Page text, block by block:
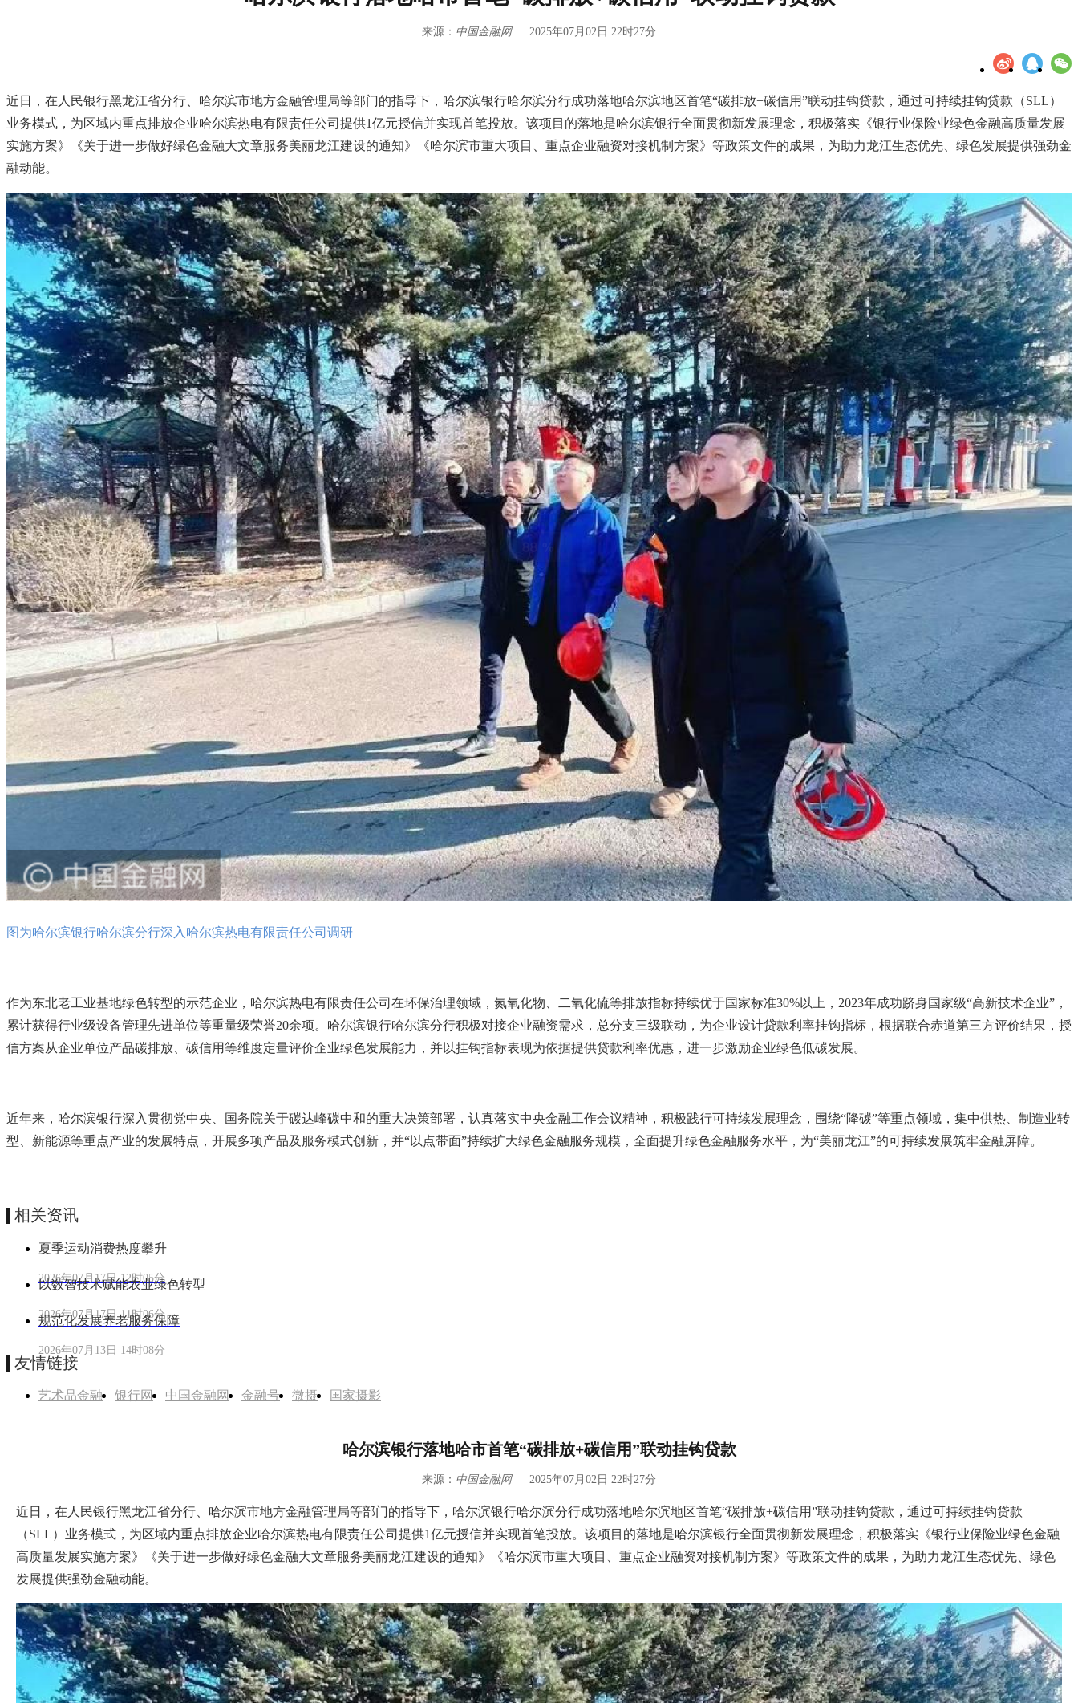
来源： 中国金融网 2025年07月02日 22时27分
近日，在人民银行黑龙江省分行、哈尔滨市地方金融管理局等部门的指导下，哈尔滨银行哈尔滨分行成功落地哈尔滨地区首笔“碳排放+碳信用”联动挂钩贷款，通过可持续挂钩贷款（SLL）
业务模式，为区域内重点排放企业哈尔滨热电有限责任公司提供1亿元授信并实现首笔投放。该项目的落地是哈尔滨银行全面贯彻新发展理念，积极落实《银行业保险业绿色金融高质量发展
实施方案》《关于进一步做好绿色金融大文章服务美丽龙江建设的通知》《哈尔滨市重大项目、重点企业融资对接机制方案》等政策文件的成果，为助力龙江生态优先、绿色发展提供强劲金
融动能。
图为哈尔滨银行哈尔滨分行深入哈尔滨热电有限责任公司调研
作为东北老工业基地绿色转型的示范企业，哈尔滨热电有限责任公司在环保治理领域，氮氧化物、二氧化硫等排放指标持续优于国家标准30%以上，2023年成功跻身国家级“高新技术企业”，
累计获得行业级设备管理先进单位等重量级荣誉20余项。哈尔滨银行哈尔滨分行积极对接企业融资需求，总分支三级联动，为企业设计贷款利率挂钩指标，根据联合赤道第三方评价结果，授
信方案从企业单位产品碳排放、碳信用等维度定量评价企业绿色发展能力，并以挂钩指标表现为依据提供贷款利率优惠，进一步激励企业绿色低碳发展。
近年来，哈尔滨银行深入贯彻党中央、国务院关于碳达峰碳中和的重大决策部署，认真落实中央金融工作会议精神，积极践行可持续发展理念，围绕“降碳”等重点领域，集中供热、制造业转
型、新能源等重点产业的发展特点，开展多项产品及服务模式创新，并“以点带面”持续扩大绿色金融服务规模，全面提升绿色金融服务水平，为“美丽龙江”的可持续发展筑牢金融屏障。
相关资讯
夏季运动消费热度攀升
2026年07月17日 12时05分
以数智技术赋能农业绿色转型
2026年07月17日 11时06分
规范化发展养老服务保障
2026年07月13日 14时08分
友情链接
艺术品金融 银行网 中国金融网 金融号 微摄 国家摄影
哈尔滨银行落地哈市首笔“碳排放+碳信用”联动挂钩贷款
来源： 中国金融网 2025年07月02日 22时27分
近日，在人民银行黑龙江省分行、哈尔滨市地方金融管理局等部门的指导下，哈尔滨银行哈尔滨分行成功落地哈尔滨地区首笔“碳排放+碳信用”联动挂钩贷款，通过可持续挂钩贷款
（SLL）业务模式，为区域内重点排放企业哈尔滨热电有限责任公司提供1亿元授信并实现首笔投放。该项目的落地是哈尔滨银行全面贯彻新发展理念，积极落实《银行业保险业绿色金融
高质量发展实施方案》《关于进一步做好绿色金融大文章服务美丽龙江建设的通知》《哈尔滨市重大项目、重点企业融资对接机制方案》等政策文件的成果，为助力龙江生态优先、绿色
发展提供强劲金融动能。